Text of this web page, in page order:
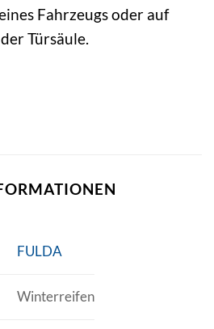
Fahrzeugs oder auf
Türsäule.
FULDA
Winterreifen